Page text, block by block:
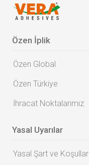
Özen İplik
Özen Global
Özen Türkiye
İhracat Noktalarımız
Yasal Uyarılar
Yasal Şart ve Koşullar